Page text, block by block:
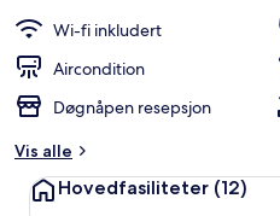
Wi-fi inkludert
Aircondition
Døgnåpen resepsjon
Vis alle
Hovedfasiliteter (12)